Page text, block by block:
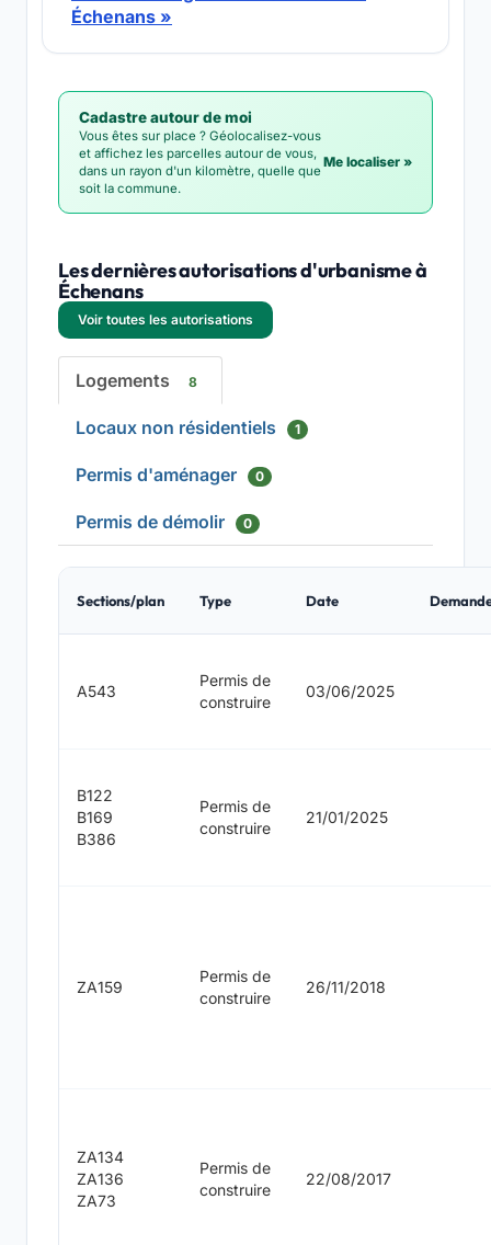
Échenans »
Cadastre autour de moi
Vous êtes sur place ? Géolocalisez-vous
et affichez les parcelles autour de vous,
dans un rayon d'un kilomètre, quelle que
soit la commune.
Me localiser »
Les dernières autorisations d'urbanisme à
Échenans
Voir toutes les autorisations
Logements 8
Locaux non résidentiels 1
Permis d'aménager 0
Permis de démolir 0
Sections/plan Type Date
A543
Permis de
construire
03/06/2025
B122
B169
B386
Permis de
construire
21/01/2025
ZA159
Permis de
construire
26/11/2018
ZA134
ZA136
ZA73
Permis de
construire
22/08/2017